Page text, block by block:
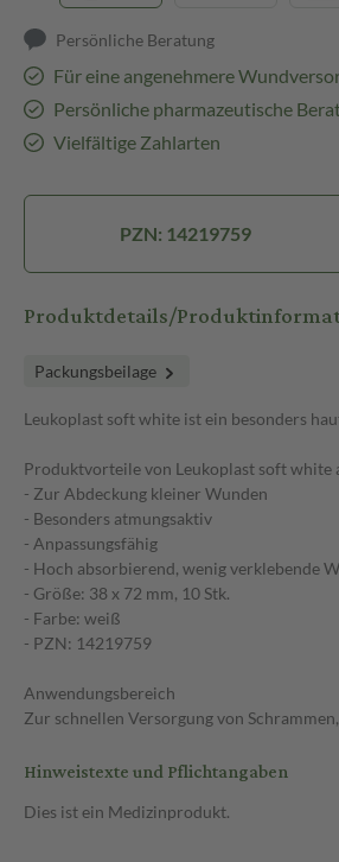
Persönliche Beratung
Für eine angenehmere
Persönliche pharmazeutische
Vielfältige Zahlarten
PZN: 14219759
Produktdetails/
Packungsbeilage
Leukoplast soft white ist ein besonders
Produktvorteile von Leukoplast soft white
- Zur Abdeckung kleiner Wunden
- Besonders atmungsaktiv
- Anpassungsfähig
- Hoch absorbierend, wenig verklebende
- Größe: 38 x 72 mm, 10 Stk.
- Farbe: weiß
- PZN: 14219759
Anwendungsbereich
Zur schnellen Versorgung von
Hinweistexte und Pflichtangaben
Dies ist ein Medizinprodukt.